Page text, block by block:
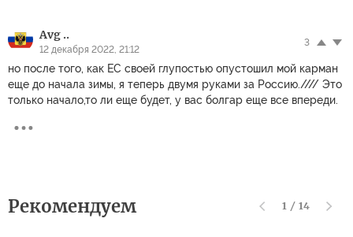
Avg ..
12 декабря 2022, 21:12
3
но после того, как ЕС своей глупостью опустошил мой карман
еще до начала зимы, я теперь двумя руками за Россию.//// Это
только начало,то ли еще будет, у вас болгар еще все впереди.
Рекомендуем 1 / 14